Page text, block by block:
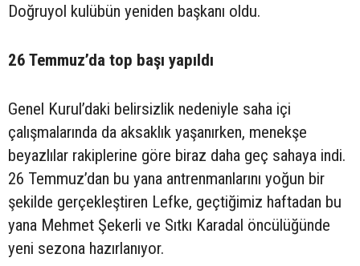
Doğruyol kulübün yeniden başkanı oldu.
26 Temmuz’da top başı yapıldı
Genel Kurul’daki belirsizlik nedeniyle saha içi
çalışmalarında da aksaklık yaşanırken, menekşe
beyazlılar rakiplerine göre biraz daha geç sahaya indi.
26 Temmuz’dan bu yana antrenmanlarını yoğun bir
şekilde gerçekleştiren Lefke, geçtiğimiz haftadan bu
yana Mehmet Şekerli ve Sıtkı Karadal öncülüğünde
yeni sezona hazırlanıyor.